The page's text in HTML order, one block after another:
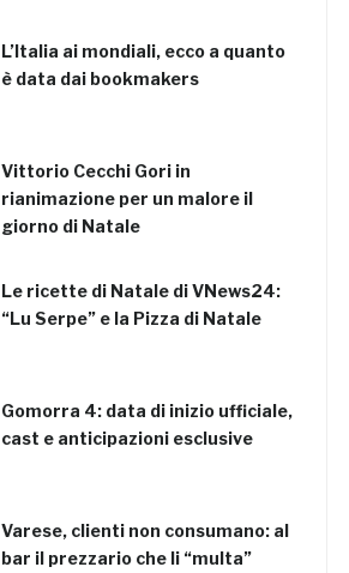
L’Italia ai mondiali, ecco a quanto
è data dai bookmakers
Vittorio Cecchi Gori in
rianimazione per un malore il
giorno di Natale
Le ricette di Natale di VNews24:
“Lu Serpe” e la Pizza di Natale
Gomorra 4: data di inizio ufficiale,
cast e anticipazioni esclusive
Varese, clienti non consumano: al
bar il prezzario che li “multa”